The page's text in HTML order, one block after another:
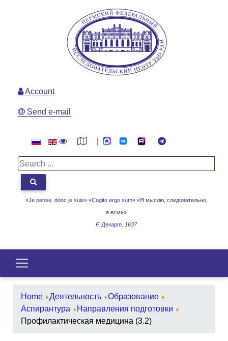
«Je pense, donc je suis» «Cogito ergo sum» «Я мыслю, следовательно,
я есмь»
Р. Декарт, 1637
Account
Send e-mail
Home Деятельность
Образование
Аспирантура
Направления подготовки
Профилактическая медицина (3.2)